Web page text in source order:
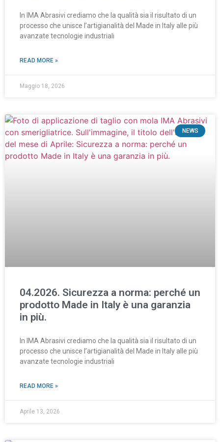
In IMA Abrasivi crediamo che la qualità sia il risultato di un
processo che unisce l’artigianalità del Made in Italy alle più
avanzate tecnologie industriali
READ MORE »
Maggio 18, 2026
NEWS
04.2026. Sicurezza a norma: perché un
prodotto Made in Italy è una garanzia
in più.
In IMA Abrasivi crediamo che la qualità sia il risultato di un
processo che unisce l’artigianalità del Made in Italy alle più
avanzate tecnologie industriali
READ MORE »
Aprile 13, 2026